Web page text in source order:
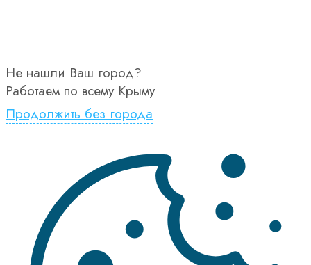
Не нашли Ваш город?
Работаем по всему Крыму
Продолжить без города